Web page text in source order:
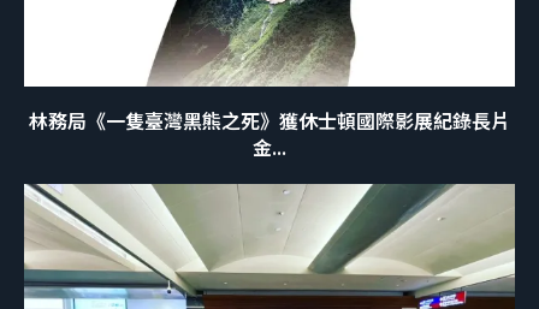
林務局《一隻臺灣黑熊之死》獲休士頓國際影展紀錄長片
金...